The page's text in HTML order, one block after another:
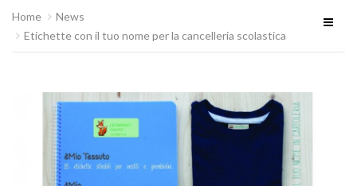
Home
News
Etichette con il tuo nome per la cancelleria scolastica